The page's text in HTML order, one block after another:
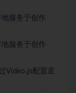
服务于创作
服务于创作
Video.js配置直